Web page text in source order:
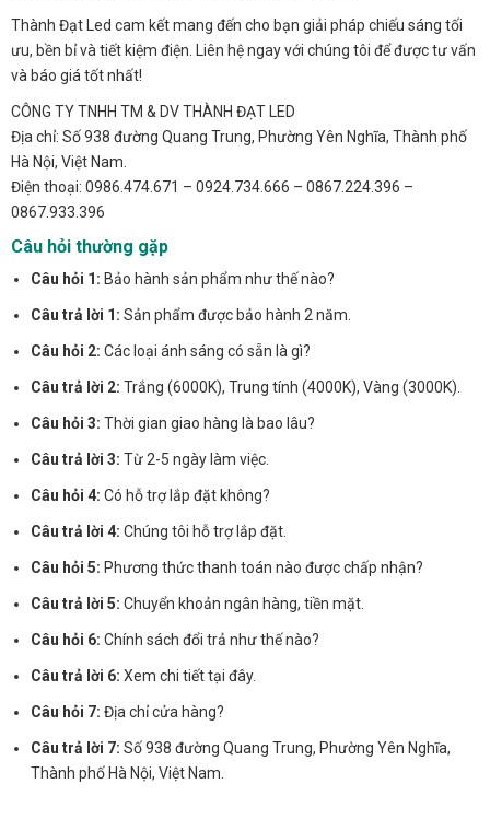
Thành Đạt Led cam kết mang đến cho bạn giải pháp chiếu sáng tối
ưu, bền bỉ và tiết kiệm điện. Liên hệ ngay với chúng tôi để được tư vấn
và báo giá tốt nhất!
CÔNG TY TNHH TM & DV THÀNH ĐẠT LED
Địa chỉ: Số 938 đường Quang Trung, Phường Yên Nghĩa, Thành phố
Hà Nội, Việt Nam.
Điện thoại: 0986.474.671 – 0924.734.666 – 0867.224.396 –
0867.933.396
Câu hỏi thường gặp
Câu hỏi 1: Bảo hành sản phẩm như thế nào?
Câu trả lời 1: Sản phẩm được bảo hành 2 năm.
Câu hỏi 2: Các loại ánh sáng có sẵn là gì?
Câu trả lời 2: Trắng (6000K), Trung tính (4000K), Vàng (3000K).
Câu hỏi 3: Thời gian giao hàng là bao lâu?
Câu trả lời 3: Từ 2-5 ngày làm việc.
Câu hỏi 4: Có hỗ trợ lắp đặt không?
Câu trả lời 4: Chúng tôi hỗ trợ lắp đặt.
Câu hỏi 5: Phương thức thanh toán nào được chấp nhận?
Câu trả lời 5: Chuyển khoản ngân hàng, tiền mặt.
Câu hỏi 6: Chính sách đổi trả như thế nào?
Câu trả lời 6: Xem chi tiết tại đây.
Câu hỏi 7: Địa chỉ cửa hàng?
Câu trả lời 7: Số 938 đường Quang Trung, Phường Yên Nghĩa,
Thành phố Hà Nội, Việt Nam.